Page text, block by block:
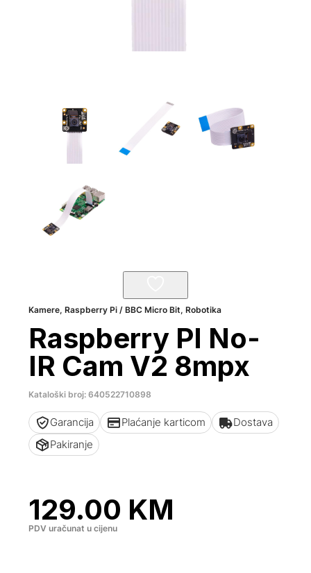
Kamere,Raspberry Pi / BBC Micro Bit,Robotika
Raspberry PI No-
IR Cam V2 8mpx
Kataloški broj: 640522710898
Garancija Plaćanje karticom
Dostava
Pakiranje
129.00 KM
PDV uračunat u cijenu